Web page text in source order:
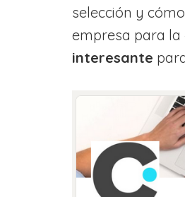
selección y
empresa para
interesante